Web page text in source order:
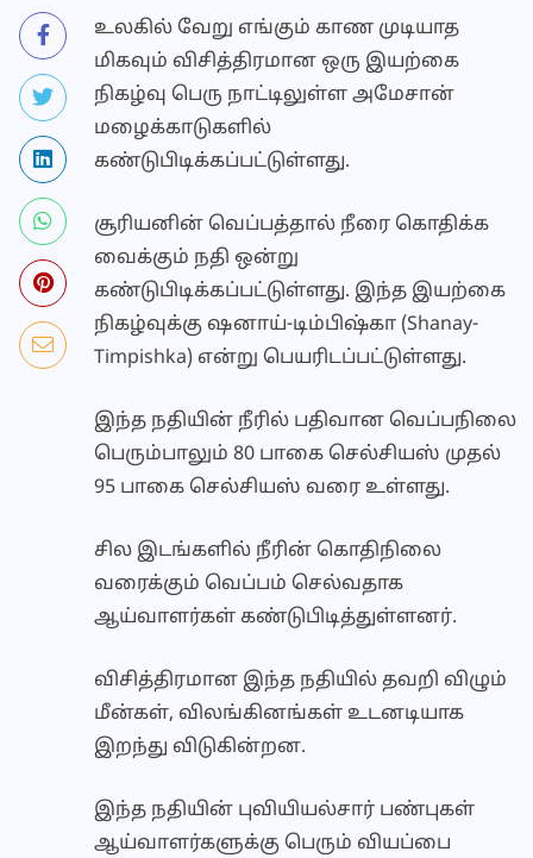
உலகில் வேறு எங்கும் காண முடியாத
மிகவும் விசித்திரமான ஒரு இயற்கை
நிகழ்வு பெரு நாட்டிலுள்ள அமேசான்
மழைக்காடுகளில்
கண்டுபிடிக்கப்பட்டுள்ளது.
சூரியனின் வெப்பத்தால் நீரை கொதிக்க
வைக்கும் நதி ஒன்று
கண்டுபிடிக்கப்பட்டுள்ளது. இந்த இயற்கை
நிகழ்வுக்கு ஷனாய்-டிம்பிஷ்கா (Shanay-
Timpishka) என்று பெயரிடப்பட்டுள்ளது.
இந்த நதியின் நீரில் பதிவான வெப்பநிலை
பெரும்பாலும் 80 பாகை செல்சியஸ் முதல்
95 பாகை செல்சியஸ் வரை உள்ளது.
சில இடங்களில் நீரின் கொதிநிலை
வரைக்கும் வெப்பம் செல்வதாக
ஆய்வாளர்கள் கண்டுபிடித்துள்ளனர்.
விசித்திரமான இந்த நதியில் தவறி விழும்
மீன்கள், விலங்கினங்கள் உடனடியாக
இறந்து விடுகின்றன.
இந்த நதியின் புவியியல்சார் பண்புகள்
ஆய்வாளர்களுக்கு பெரும் வியப்பை